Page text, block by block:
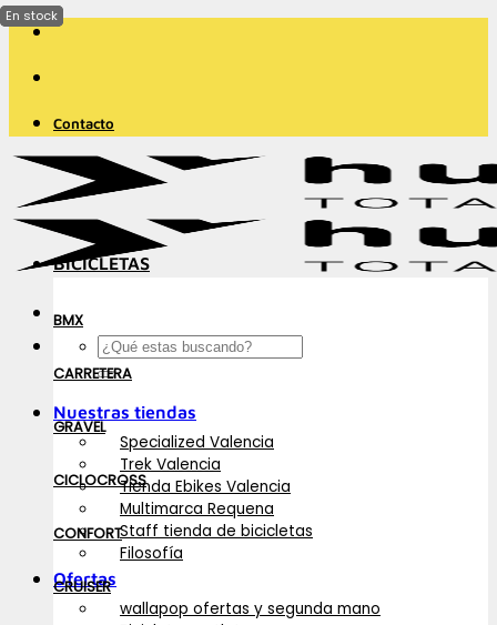
Saltar
contenido
Contacto
Buscar
por:
Nuestras tiendas
Specialized Valencia
Trek Valencia
Tienda Ebikes Valencia
Multimarca Requena
Staff tienda de bicicletas
Filosofía
Ofertas
wallapop ofertas y segunda mano
BICICLETAS
BMX
CARRETERA
GRAVEL
CICLOCROSS
CONFORT
CRUISER